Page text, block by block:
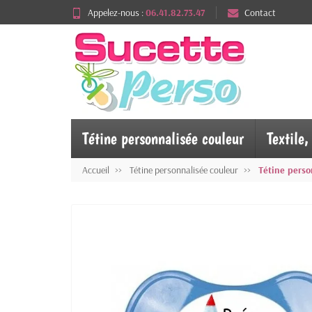
Appelez-nous :06.41.82.73.47 Contact
Tétine personnalisée couleur Textile,
Accueil Tétine personnalisée couleur Tétine